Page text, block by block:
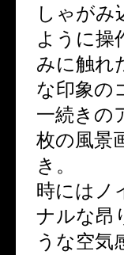
しゃがみ
ように操
みに触れ
な印象の
一続きの
枚の風景
き。
時にはノ
ナルな昂
うな空気